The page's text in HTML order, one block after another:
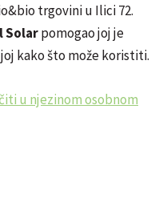
trgovini u Ilici 72.
Solarpomogao joj je
kako što može koristiti.
u njezinom osobnom